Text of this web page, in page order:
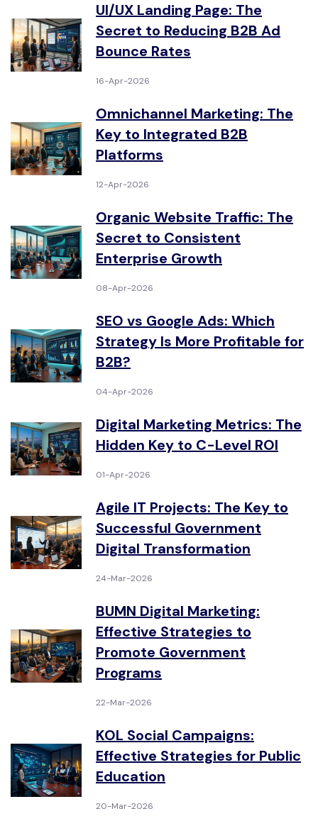
UI/UX Landing Page: The
Secret to Reducing B2B Ad
Bounce Rates
16-Apr-2026
Omnichannel Marketing: The
Key to Integrated B2B
Platforms
12-Apr-2026
Organic Website Traffic: The
Secret to Consistent
Enterprise Growth
08-Apr-2026
SEO vs Google Ads: Which
Strategy Is More Profitable for
B2B?
04-Apr-2026
Digital Marketing Metrics: The
Hidden Key to C-Level ROI
01-Apr-2026
Agile IT Projects: The Key to
Successful Government
Digital Transformation
24-Mar-2026
BUMN Digital Marketing:
Effective Strategies to
Promote Government
Programs
22-Mar-2026
KOL Social Campaigns:
Effective Strategies for Public
Education
20-Mar-2026